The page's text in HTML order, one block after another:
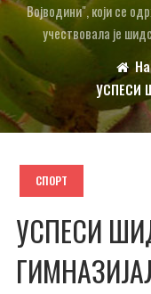
Војводини", који се
учествовала је
УСПЕСИ
СПОРТ
УСПЕСИ